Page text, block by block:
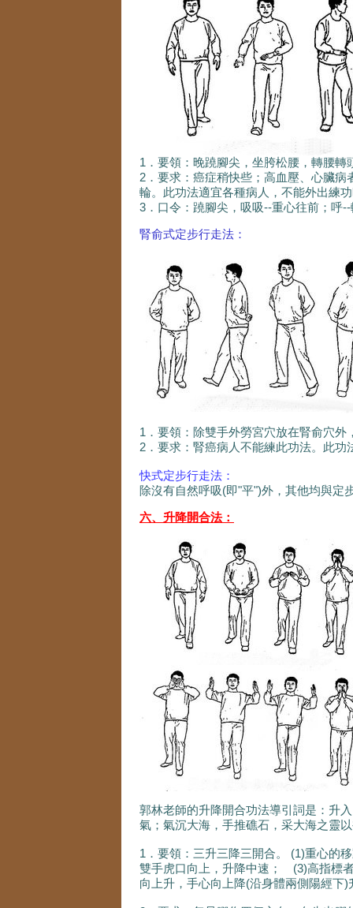
1．要領：晚蹺腳尖，坐胯松腰，轉腰
2．要求：癌症稍快些；高血壓、心臟
輪。此功法適宜各種病人，不能外出練
3．口令：蹺腳尖，吸吸--重心往前；呼
腎俞式定步行走法：
1．要領：除雙手外勞宮穴放在腎俞穴
2．要求：腎癌病人不能練此功法。此
快式定步行走法：
除沒有自然呼吸(即"平")外，其他均與定
六、升降開合法：
郭林老師的升降開合功法導引詞是：升
氣；氣沉大海，手推礁石，采大海之靈
1．要領：三升三降三開合。 (1)重心的
雙手虎口向上，升降中速； (3)高指標
向上升，手心向上降(沿身體兩側陽經下